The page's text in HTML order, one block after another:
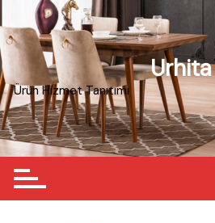
to
content
Urhita
Ürün Hizmet Tanıtımı